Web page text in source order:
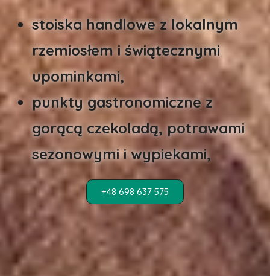
stoiska handlowe z lokalnym
rzemiosłem i świątecznymi
upominkami,
punkty gastronomiczne z
gorącą czekoladą, potrawami
sezonowymi i wypiekami,
+48 698 637 575